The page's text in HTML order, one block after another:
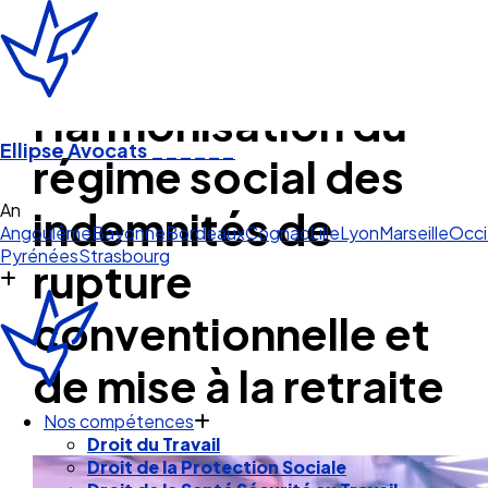
Ellipse Avocats ______
Angoulême
AngoulêmeBayonneBordeauxCognacLilleLyonMarseille
PyrénéesStrasbourg
Nos compétences
Droit du Travail
Droit de la Protection Sociale
Harmonisation du
régime social des
indemnités de
rupture
conventionnelle et
de mise à la retraite